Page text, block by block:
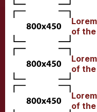
of
of
of